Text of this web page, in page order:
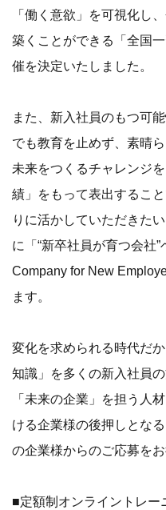
「働く意欲」を可視化し
築くことができる「全国
催を決定いたしました。
また、新入社員のもつ可
でも教育を止めず、素晴
未来をつくるチャレンジ
績」をもって表出するこ
りに活かしていただきた
に「“新卒社員が育つ会社
Company for New
ます。
変化を求められる時代だ
知識」を多くの新入社員
「未来の企業」を担う人
ける企業様の後押しとな
の企業様からのご応募をお
■定額制オンライントレー